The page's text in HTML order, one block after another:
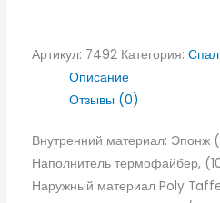
Артикул: 7492 Категория:
Описание
Отзывы (0)
Внутренний материал: Эпонж
Наполнитель термофайбер,
Наружный материал Poly